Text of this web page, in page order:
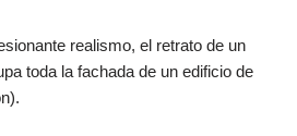
realismo, el retrato de un
toda la fachada de un edificio de